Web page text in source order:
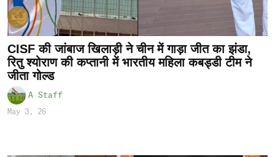
CISF की जांबाज खिलाड़ी ने चीन में गाड़ा जीत का झंडा,
रितु श्योराण की कप्तानी में भारतीय महिला कबड्डी टीम ने
जीता गोल्ड
A Staff
May 3, 26